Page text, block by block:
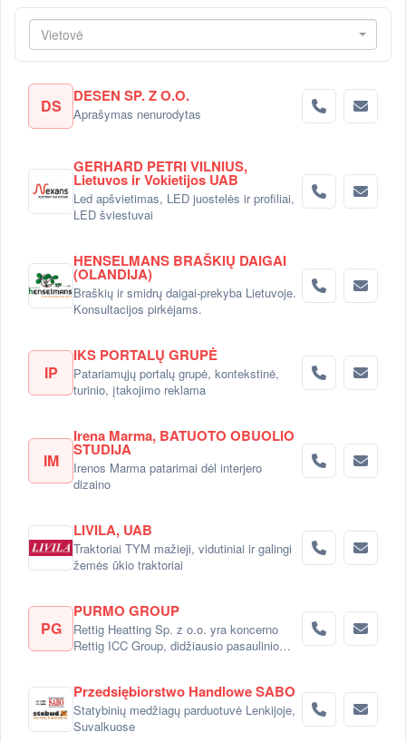
Vietovė
DS DESEN SP. Z O.O.
Aprašymas nenurodytas
GERHARD PETRI VILNIUS,
Lietuvos ir Vokietijos UAB
Led apšvietimas, LED juostelės ir profiliai,
LED šviestuvai
HENSELMANS BRAŠKIŲ DAIGAI
(OLANDIJA)
Braškių ir smidrų daigai-prekyba Lietuvoje.
Konsultacijos pirkėjams.
IP
IKS PORTALŲ GRUPĖ
Patariamųjų portalų grupė, kontekstinė,
turinio, įtakojimo reklama
IM
Irena Marma, BATUOTO OBUOLIO
STUDIJA
Irenos Marma patarimai dėl interjero
dizaino
LIVILA, UAB
Traktoriai TYM mažieji, vidutiniai ir galingi
žemės ūkio traktoriai
PG
PURMO GROUP
Rettig Heatting Sp. z o.o. yra koncerno
Rettig ICC Group, didžiausio pasaulinio
Przedsiębiorstwo Handlowe SABO
Statybinių medžiagų parduotuvė Lenkijoje,
Suvalkuose